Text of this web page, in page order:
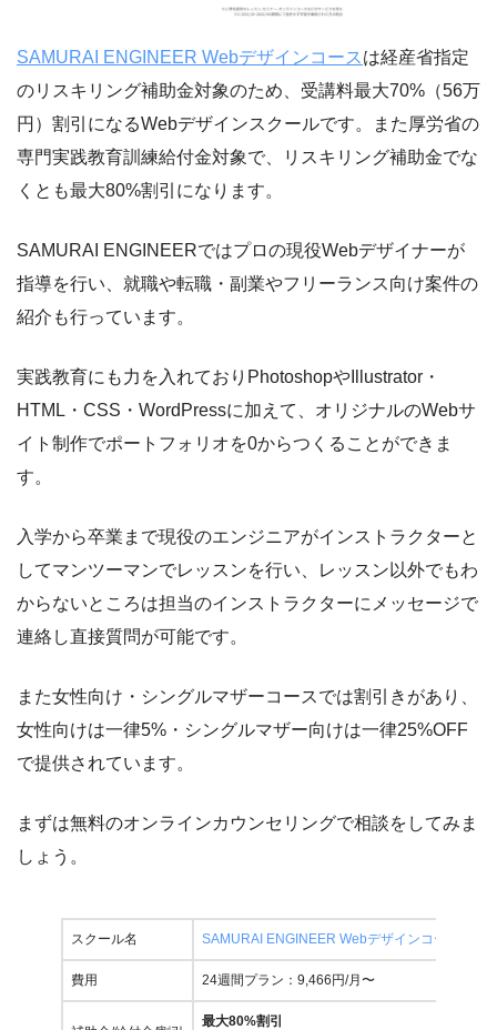
SAMURAI ENGINEER Webデザインコース は経産省指定
のリスキリング補助金対象のため、受講料最大70%（56万
円）割引になるWebデザインスクールです。また厚労省の
専門実践教育訓練給付金対象で、リスキリング補助金でな
くとも最大80%割引になります。
SAMURAI ENGINEERではプロの現役Webデザイナーが
指導を行い、就職や転職・副業やフリーランス向け案件の
紹介も行っています。
実践教育にも力を入れておりPhotoshopやIllustrator・
HTML・CSS・WordPressに加えて、オリジナルのWebサ
イト制作でポートフォリオを0からつくることができま
す。
入学から卒業まで現役のエンジニアがインストラクターと
してマンツーマンでレッスンを行い、レッスン以外でもわ
からないところは担当のインストラクターにメッセージで
連絡し直接質問が可能です。
また女性向け・シングルマザーコースでは割引きがあり、
女性向けは一律5%・シングルマザー向けは一律25%OFF
で提供されています。
まずは無料のオンラインカウンセリングで相談をしてみま
しょう。
スクール名 SAMURAI ENGINEER Webデザインコース
費用 24週間プラン：9,466円/月〜
最大80%割引